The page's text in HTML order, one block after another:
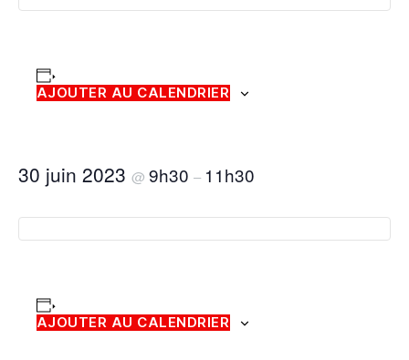
AJOUTER AU CALENDRIER
30 juin 2023 @ 9h30 – 11h30
AJOUTER AU CALENDRIER